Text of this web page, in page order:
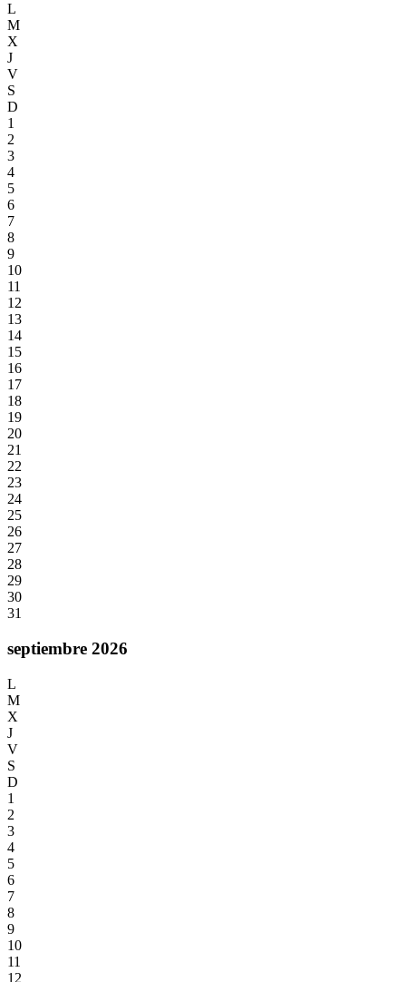
L
M
X
J
V
S
D
1
2
3
4
5
6
7
8
9
10
11
12
13
14
15
16
17
18
19
20
21
22
23
24
25
26
27
28
29
30
31
septiembre 2026
L
M
X
J
V
S
D
1
2
3
4
5
6
7
8
9
10
11
12